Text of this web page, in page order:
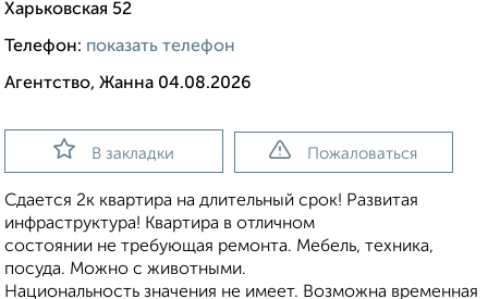
Харьковская 52
Телефон: показать телефон
Агентство, Жанна 04.08.2026
В закладки Пожаловаться
Сдается 2к квартира на длительный срок! Развитая
инфраструктура! Квартира в отличном
состоянии не требующая ремонта. Мебель, техника,
посуда. Можно с животными.
Национальность значения не имеет. Возможна временная